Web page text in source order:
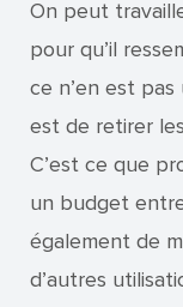
On peut
pour qu’il
ce n’en est
est de retirer
C’est ce que
un budget
également de
d’autres